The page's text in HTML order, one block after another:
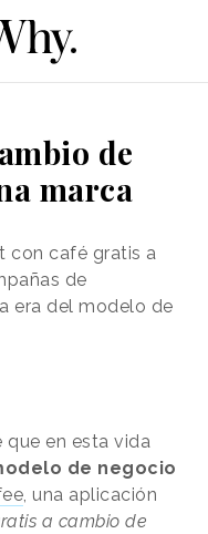
de
marca
con café gratis a
de
era del modelo de
que en esta vida
de negocio
, una aplicación
a cambio de